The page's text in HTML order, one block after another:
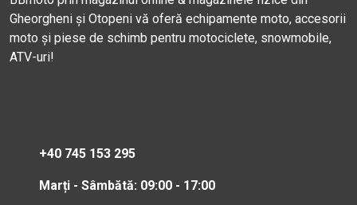
Gheorgheni și Otopeni vă oferă echipamente moto, accesorii
moto și piese de schimb pentru motociclete, snowmobile,
ATV-uri!
+40 745 153 295
Marți - Sâmbătă: 09:00 - 17:00